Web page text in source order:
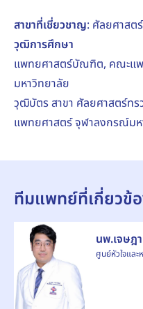
สาขาที่เชี่ยวชาญ: ศัลยศาสต
วุฒิการศึกษา
แพทยศาสตร์บัณฑิต, คณะแ
มหาวิทยาลัย
วุฒิบัตร สาขา ศัลยศาสตร์ท
แพทยศาสตร์ จุฬาลงกรณ์มห
ทีมแพทย์ที่เกี่ยวข้
นพ.เจษฎ
ศูนย์หัวใจแล